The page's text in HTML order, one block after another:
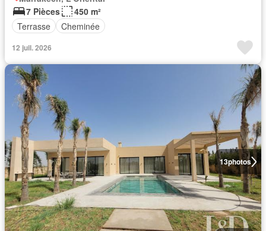
7 Pièces
450 m²
Terrasse
Cheminée
12 juil. 2026
13photos